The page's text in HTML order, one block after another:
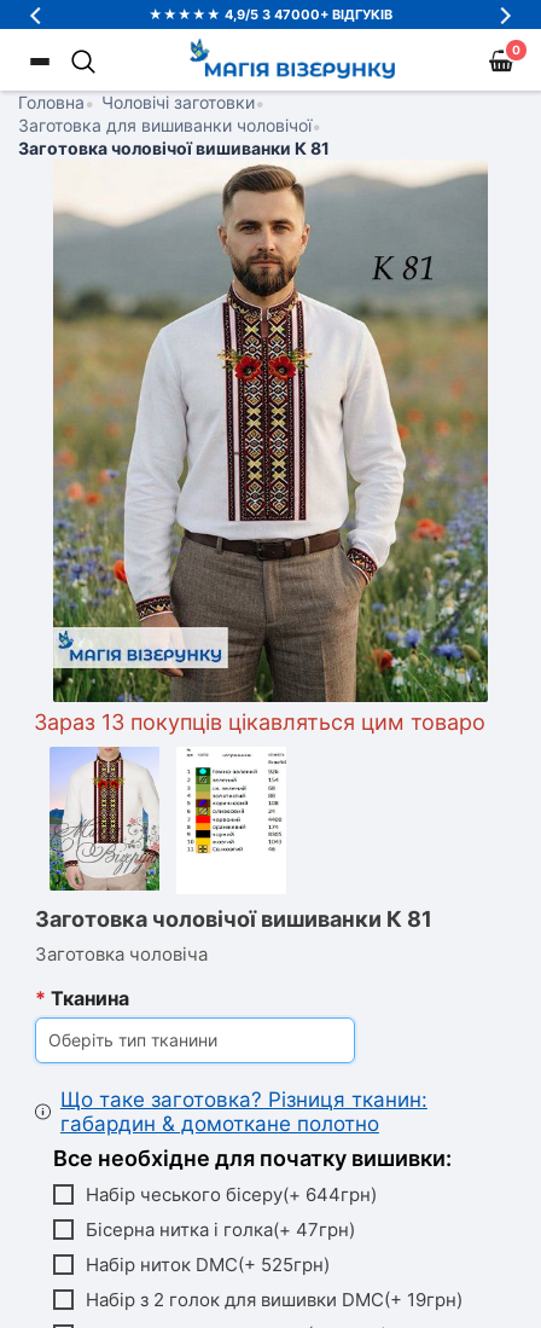
★★★★★ 4,9/5 З 47000+ ВІДГУКІВ
0
Головна• Чоловічі заготовки•
Заготовка для вишиванки чоловічої•
Заготовка чоловічої вишиванки К 81
13 покупців цікавляться цим товаром
Заготовка чоловічої вишиванки К 81
Заготовка чоловіча
* Тканина
Оберіть тип тканини
Що таке заготовка? Різниця тканин:
габардин & домоткане полотно
Все необхідне для початку вишивки:
Набір чеського бісеру(+ 644грн)
Бісерна нитка і голка(+ 47грн)
Набір ниток DMC(+ 525грн)
Набір з 2 голок для вишивки DMC(+ 19грн)